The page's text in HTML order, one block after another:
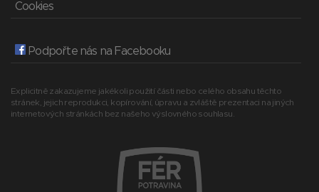
Cookies
Podpořte nás na Facebooku
Explicitně zakazujeme jakékoli použití části nebo celého obsahu těchto
stránek, jejich reprodukci, kopírování, úpravu a zvláště prezentaci na jiných
internetových stránkách bez našeho výslovného souhlasu.